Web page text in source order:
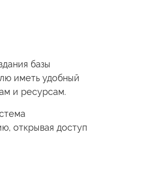
базы
иметь удобный
и ресурсам.
открывая доступ